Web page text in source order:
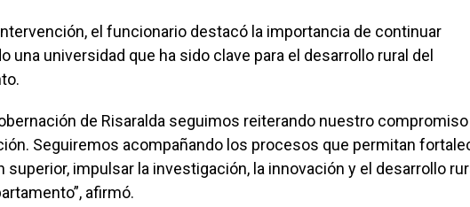
el funcionario destacó la importancia de continuar
una universidad que ha sido clave para el desarrollo rural del
de Risaralda seguimos reiterando nuestro
Seguiremos acompañando los procesos que permitan
superior, impulsar la investigación, la innovación y el desarrollo
afirmó.